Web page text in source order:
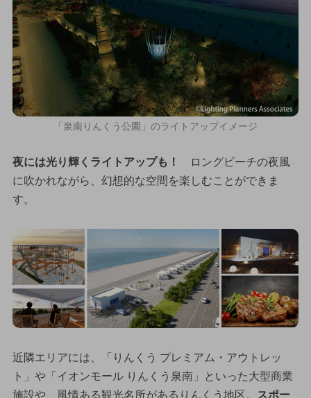
「泉南りんくう公園」のライトアップイメージ
夜には光り輝くライトアップも！
ロングビーチの夜風
に吹かれながら、幻想的な空間を楽しむことができま
す。
近隣エリアには、「りんくう プレミアム・アウトレッ
ト」や「イオンモール りんくう泉南」といった大型商業
施設や、風情ある観光名所があるりんくう地区。
スポー